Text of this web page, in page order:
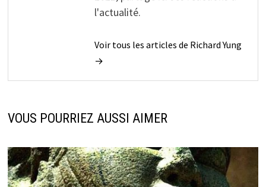
l'actualité.
Voir tous les articles de Richard Yung
→
VOUS POURRIEZ AUSSI AIMER